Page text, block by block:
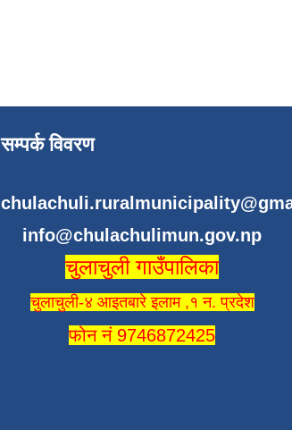
सम्पर्क विवरण
info@chulachulimun.gov.np
चुलाचुली गाउँपालिका
चुलाचुली-४ आइतबारे इलाम ,१ न. प्रदेश
फोन नं 9746872425